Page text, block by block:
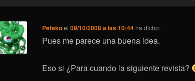
Petakoel09/10/2008 a las 10:44ha dicho:
Pues me parece una buena idea.
Eso si ¿Para cuando la siguiente revista?